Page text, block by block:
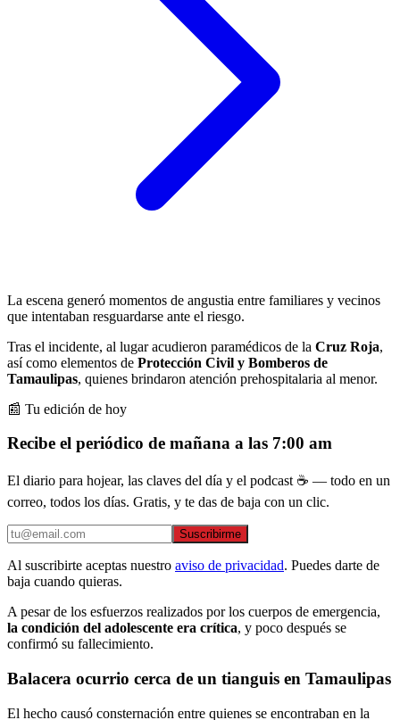
La escena generó momentos de angustia entre familiares y vecinos
que intentaban resguardarse ante el riesgo.
Tras el incidente, al lugar acudieron paramédicos de la Cruz Roja,
así como elementos de Protección Civil y Bomberos de
Tamaulipas, quienes brindaron atención prehospitalaria al menor.
📰 Tu edición de hoy
Recibe el periódico de mañana a las 7:00 am
El diario para hojear, las claves del día y el podcast ☕ — todo en un
correo, todos los días. Gratis, y te das de baja con un clic.
Suscribirme
Al suscribirte aceptas nuestro aviso de privacidad. Puedes darte de
baja cuando quieras.
A pesar de los esfuerzos realizados por los cuerpos de emergencia,
la condición del adolescente era crítica, y poco después se
confirmó su fallecimiento.
Balacera ocurrio cerca de un tianguis en Tamaulipas
El hecho causó consternación entre quienes se encontraban en la